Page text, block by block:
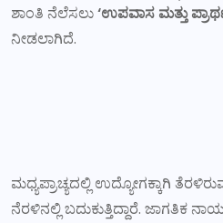
ಶಾಂತಿ ನೆಲೆಸಲು‘ಉಪವಾಸ ಮತ್ತು
ನೀಡಲಾಗಿದೆ.
ಮಧ್ಯಪ್ರಾಚ್ಯದಲ್ಲಿ ಉದ್ಯೋಗಕ್ಕಾಗಿ
ನೆರಳಿನಲ್ಲಿ ಬದುಕುತ್ತಿದ್ದಾರೆ. ಜಾಗತಿಕ